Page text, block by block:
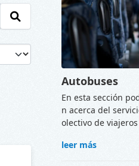
Autobuses
En esta sección
n acerca del
olectivo de
leer más